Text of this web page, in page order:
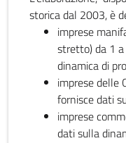
storica dal 2003, è
imprese
stretto) da 1
dinamica di
imprese delle
fornisce dati
imprese
dati sulla